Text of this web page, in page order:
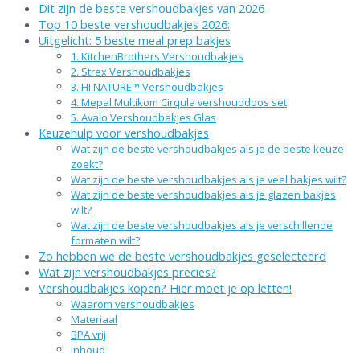
Dit zijn de beste vershoudbakjes van 2026
Top 10 beste vershoudbakjes 2026:
Uitgelicht: 5 beste meal prep bakjes
1. KitchenBrothers Vershoudbakjes
2. Strex Vershoudbakjes
3. HI NATURE™ Vershoudbakjes
4. Mepal Multikom Cirqula vershouddoos set
5. Avalo Vershoudbakjes Glas
Keuzehulp voor vershoudbakjes
Wat zijn de beste vershoudbakjes als je de beste keuze
zoekt?
Wat zijn de beste vershoudbakjes als je veel bakjes wilt?
Wat zijn de beste vershoudbakjes als je glazen bakjes
wilt?
Wat zijn de beste vershoudbakjes als je verschillende
formaten wilt?
Zo hebben we de beste vershoudbakjes geselecteerd
Wat zijn vershoudbakjes precies?
Vershoudbakjes kopen? Hier moet je op letten!
Waarom vershoudbakjes
Materiaal
BPA vrij
Inhoud